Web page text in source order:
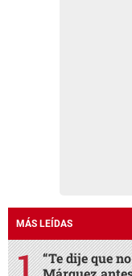
MÁS LEÍDAS
“Te dije que